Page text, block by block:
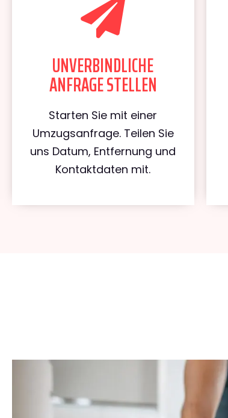
UNVERBINDLICHE
ANFRAGE STELLEN
Starten Sie mit einer
Umzugsanfrage. Teilen Sie
uns Datum, Entfernung und
Kontaktdaten mit.